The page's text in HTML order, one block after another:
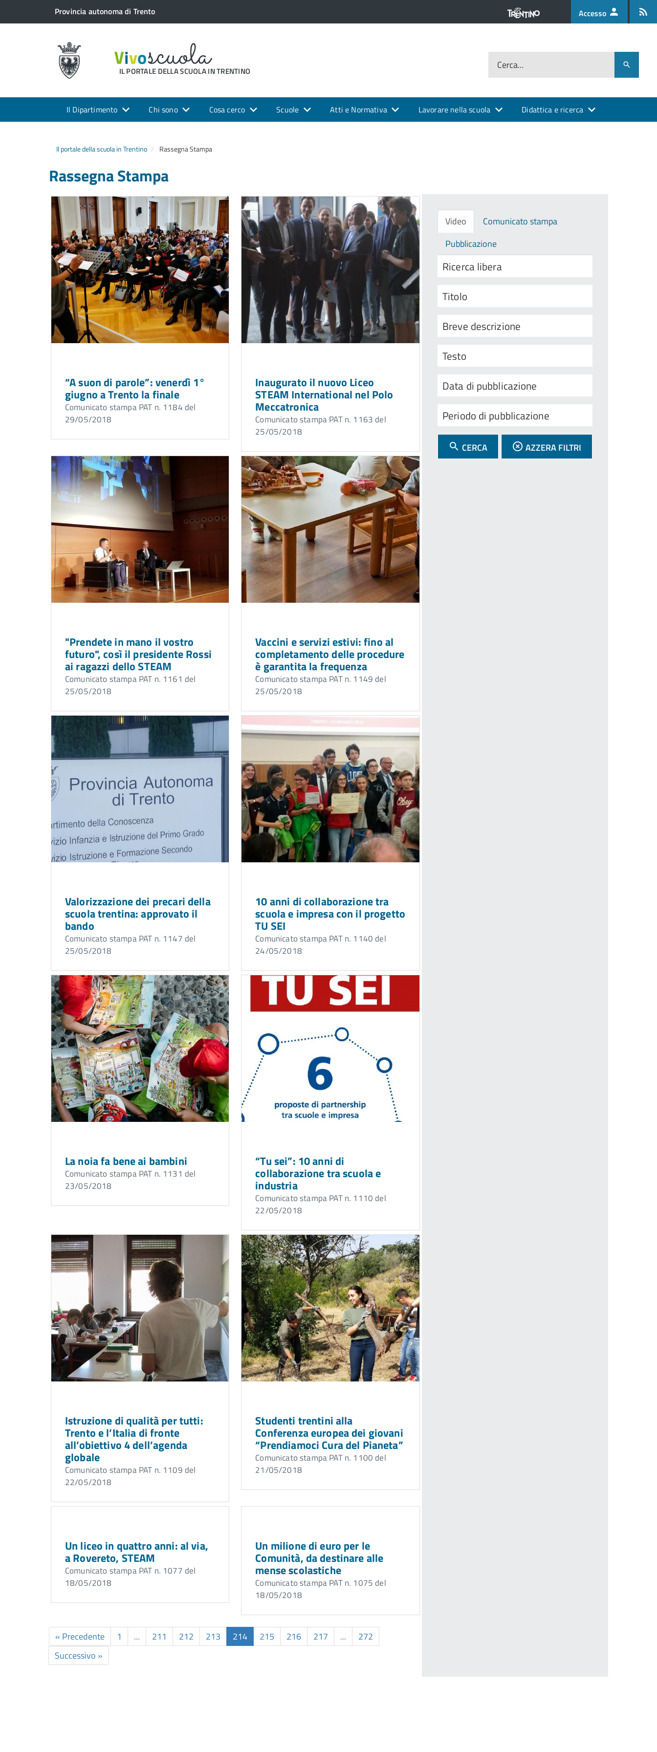
Provincia autonoma di Trento Accesso
IL PORTALE DELLA SCUOLA IN TRENTINO Cerca...
Il Dipartimento Chi sono Cosa cerco Scuole Atti e Normativa Lavorare nella scuola Didattica e ricerca
Il portale della scuola in Trentino Rassegna Stampa
Rassegna Stampa
“A suon di parole”: venerdì 1°
giugno a Trento la finale
Comunicato stampa PAT n. 1184 del
29/05/2018
Inaugurato il nuovo Liceo
STEAM International nel Polo
Meccatronica
Comunicato stampa PAT n. 1163 del
25/05/2018
"Prendete in mano il vostro
futuro", così il presidente Rossi
ai ragazzi dello STEAM
Comunicato stampa PAT n. 1161 del
25/05/2018
Vaccini e servizi estivi: fino al
completamento delle procedure
è garantita la frequenza
Comunicato stampa PAT n. 1149 del
25/05/2018
Valorizzazione dei precari della
scuola trentina: approvato il
bando
Comunicato stampa PAT n. 1147 del
25/05/2018
10 anni di collaborazione tra
scuola e impresa con il progetto
TU SEI
Comunicato stampa PAT n. 1140 del
24/05/2018
La noia fa bene ai bambini
Comunicato stampa PAT n. 1131 del
23/05/2018
“Tu sei”: 10 anni di
collaborazione tra scuola e
industria
Comunicato stampa PAT n. 1110 del
22/05/2018
Istruzione di qualità per tutti:
Trento e l’Italia di fronte
all’obiettivo 4 dell’agenda
globale
Comunicato stampa PAT n. 1109 del
22/05/2018
Studenti trentini alla
Conferenza europea dei giovani
“Prendiamoci Cura del Pianeta”
Comunicato stampa PAT n. 1100 del
21/05/2018
Un liceo in quattro anni: al via,
a Rovereto, STEAM
Comunicato stampa PAT n. 1077 del
18/05/2018
Un milione di euro per le
Comunità, da destinare alle
mense scolastiche
Comunicato stampa PAT n. 1075 del
18/05/2018
« Precedente 1 ... 211 212 213 214 215 216 217 ...
272
Successivo »
Video
Comunicato stampa
Pubblicazione
CERCA AZZERA FILTRI